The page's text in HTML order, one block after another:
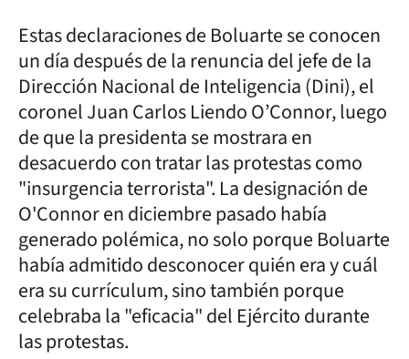
Estas declaraciones de Boluarte se conocen
un día después de la renuncia del jefe de la
Dirección Nacional de Inteligencia (Dini), el
coronel Juan Carlos Liendo O’Connor, luego
de que la presidenta se mostrara en
desacuerdo con tratar las protestas como
"insurgencia terrorista". La designación de
O'Connor en diciembre pasado había
generado polémica, no solo porque Boluarte
había admitido desconocer quién era y cuál
era su currículum, sino también porque
celebraba la "eficacia" del Ejército durante
las protestas.